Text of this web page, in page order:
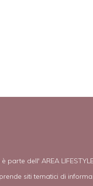
parte dell' AREA
siti tematici di